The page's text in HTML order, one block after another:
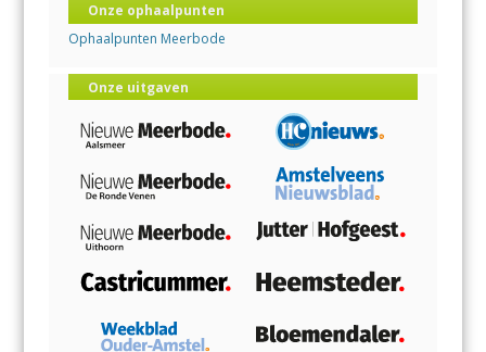
Onze ophaalpunten
Ophaalpunten Meerbode
Onze uitgaven